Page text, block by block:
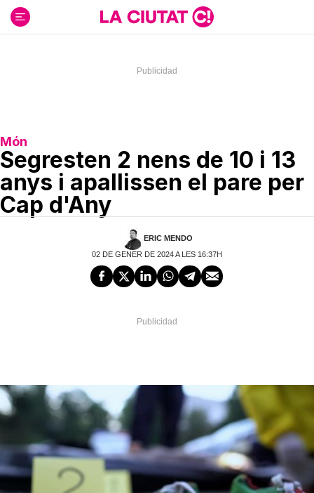
contenido
Món
Segresten 2 nens de 10 i 13
anys i apallissen el pare per
Cap d'Any
ERIC MENDO
02 DE GENER DE 2024 A LES 16:37H